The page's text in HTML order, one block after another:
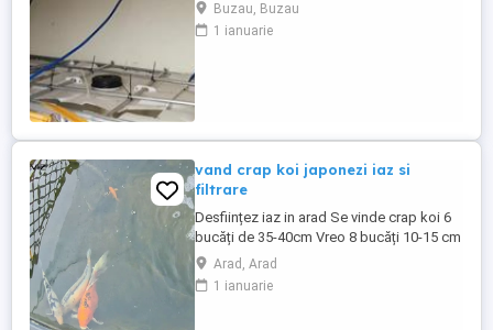
Buzau, Buzau
1 ianuarie
vand crap koi japonezi iaz si
filtrare
Desființez iaz in arad Se vinde crap koi 6
bucăți de 35-40cm Vreo 8 bucăți 10-15 cm
Filtre cu pompa și aerator cumpărată anul
2026 Filtru Bureți și peri și materiale
biologice lampa UV de 36w Se da doar
Arad, Arad
1 ianuarie